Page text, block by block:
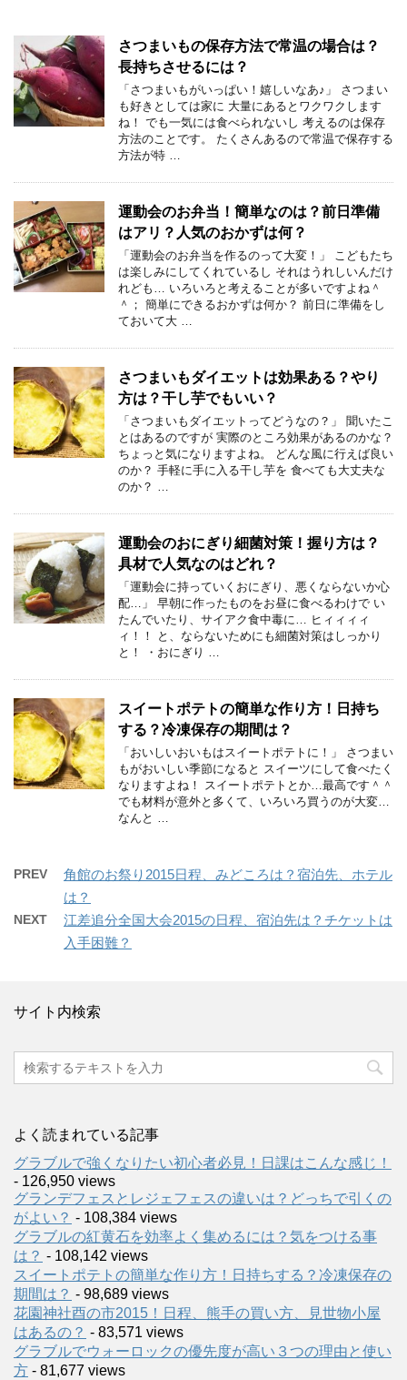
さつまいもの保存方法で常温の場合は？
長持ちさせるには？
「さつまいもがいっぱい！嬉しいなあ♪」 さつまい
も好きとしては家に 大量にあるとワクワクします
ね！ でも一気には食べられないし 考えるのは保存
方法のことです。 たくさんあるので常温で保存する
方法が特 …
運動会のお弁当！簡単なのは？前日準備
はアリ？人気のおかずは何？
「運動会のお弁当を作るのって大変！」 こどもたち
は楽しみにしてくれているし それはうれしいんだけ
れども… いろいろと考えることが多いですよね＾
＾； 簡単にできるおかずは何か？ 前日に準備をし
ておいて大 …
さつまいもダイエットは効果ある？やり
方は？干し芋でもいい？
「さつまいもダイエットってどうなの？」 聞いたこ
とはあるのですが 実際のところ効果があるのかな？
ちょっと気になりますよね。 どんな風に行えば良い
のか？ 手軽に手に入る干し芋を 食べても大丈夫な
のか？ …
運動会のおにぎり細菌対策！握り方は？
具材で人気なのはどれ？
「運動会に持っていくおにぎり、悪くならないか心
配…」 早朝に作ったものをお昼に食べるわけで い
たんでいたり、サイアク食中毒に… ヒィィィィ
ィ！！ と、ならないためにも細菌対策はしっかり
と！ ・おにぎり …
スイートポテトの簡単な作り方！日持ち
する？冷凍保存の期間は？
「おいしいおいもはスイートポテトに！」 さつまい
もがおいしい季節になると スイーツにして食べたく
なりますよね！ スイートポテトとか…最高です＾＾
でも材料が意外と多くて、いろいろ買うのが大変…
なんと …
PREV
角館のお祭り2015日程、みどころは？宿泊先、ホテル
は？
NEXT
江差追分全国大会2015の日程、宿泊先は？チケットは
入手困難？
サイト内検索
よく読まれている記事
グラブルで強くなりたい初心者必見！日課はこんな感じ！
- 126,950 views
グランデフェスとレジェフェスの違いは？どっちで引くの
がよい？ - 108,384 views
グラブルの紅黄石を効率よく集めるには？気をつける事
は？ - 108,142 views
スイートポテトの簡単な作り方！日持ちする？冷凍保存の
期間は？ - 98,689 views
花園神社酉の市2015！日程、熊手の買い方、見世物小屋
はあるの？ - 83,571 views
グラブルでウォーロックの優先度が高い３つの理由と使い
方 - 81,677 views